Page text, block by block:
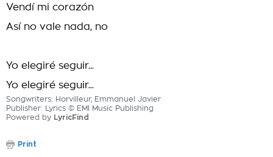
Vendí mi corazón
Así no vale nada, no
Yo elegiré seguir...
Yo elegiré seguir...
Songwriters: Horvilleur, Emmanuel Javier
Publisher: Lyrics © EMI Music Publishing
Powered by LyricFind
Print